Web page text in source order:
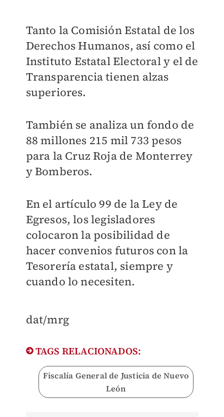
Tanto la Comisión Estatal de los
Derechos Humanos, así como el
Instituto Estatal Electoral y el de
Transparencia tienen alzas
superiores.
También se analiza un fondo de
88 millones 215 mil 733 pesos
para la Cruz Roja de Monterrey
y Bomberos.
En el artículo 99 de la Ley de
Egresos, los legisladores
colocaron la posibilidad de
hacer convenios futuros con la
Tesorería estatal, siempre y
cuando lo necesiten.
dat/mrg
TAGS RELACIONADOS:
Fiscalía General de Justicia de Nuevo
León